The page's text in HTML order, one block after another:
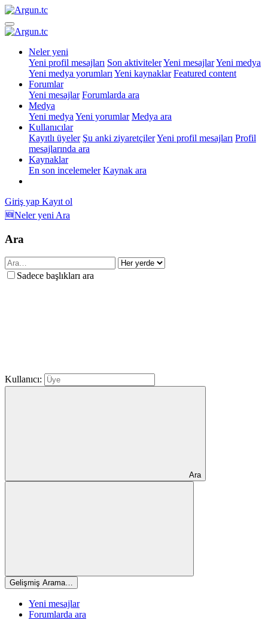
Neler yeni
Yeni profil mesajları Son aktivitelerYeni mesajlarYeni medya
Yeni medya yorumları Yeni kaynaklar Featured content
Forumlar
Yeni mesajlar Forumlarda ara
Medya
Yeni medya Yeni yorumlar Medya ara
Kullanıcılar
Kayıtlı üyeler Şu anki ziyaretçilerYeni profil mesajları Profil
mesajlarında ara
Kaynaklar
En son incelemeler Kaynak ara
Giriş yap Kayıt ol
🆕Neler yeni Ara
Ara
Sadece başlıkları ara
Kullanıcı:
Ara
Gelişmiş Arama…
Yeni mesajlar
Forumlarda ara